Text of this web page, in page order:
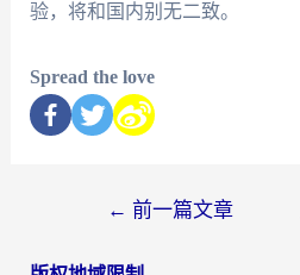
验，将和国内别无二致。
Spread the love
← 前一篇文章